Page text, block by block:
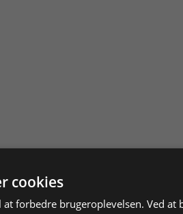
cookies
forbedre brugeroplevelsen. Ved at